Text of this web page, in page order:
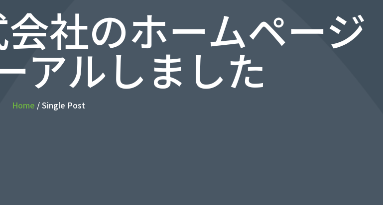
社のホームページ
アルしました
Home / Single Post